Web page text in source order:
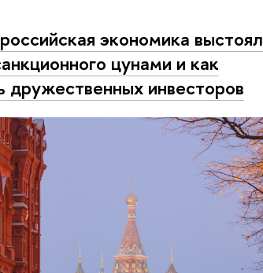
экономика
цунами и как
дружественных инвесторов